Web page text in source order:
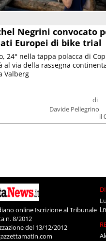
Negrini convocato
Europei di bike trial
di
Davide Pellegrino
il
24° nella tappa polacca di
al via della rassegna
Valberg
online Iscrizione al Tribunale
n. 8/2012
del 13/12/2012